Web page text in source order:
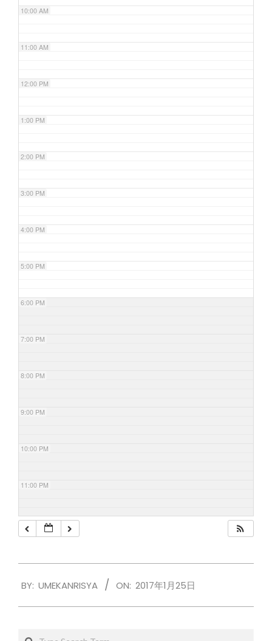
10:00 AM
11:00 AM
12:00 PM
1:00 PM
2:00 PM
3:00 PM
4:00 PM
5:00 PM
6:00 PM
7:00 PM
8:00 PM
9:00 PM
10:00 PM
11:00 PM
01-
BY: UMEKANRISYA ON: 2017年1月25日
Search